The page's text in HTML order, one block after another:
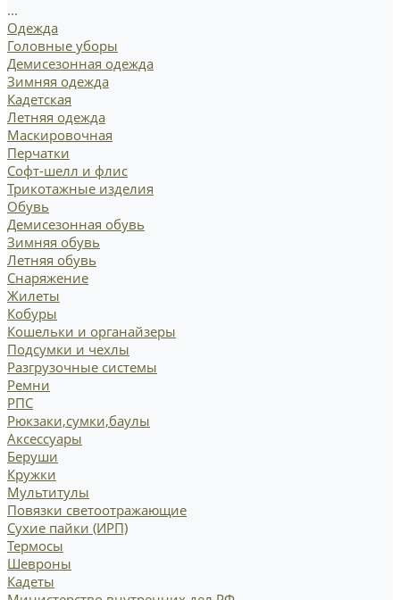
...
Одежда
Головные уборы
Демисезонная одежда
Зимняя одежда
Кадетская
Летняя одежда
Маскировочная
Перчатки
Софт-шелл и флис
Трикотажные изделия
Обувь
Демисезонная обувь
Зимняя обувь
Летняя обувь
Снаряжение
Жилеты
Кобуры
Кошельки и органайзеры
Подсумки и чехлы
Разгрузочные системы
Ремни
РПС
Рюкзаки,сумки,баулы
Аксессуары
Беруши
Кружки
Мультитулы
Повязки светоотражающие
Сухие пайки (ИРП)
Термосы
Шевроны
Кадеты